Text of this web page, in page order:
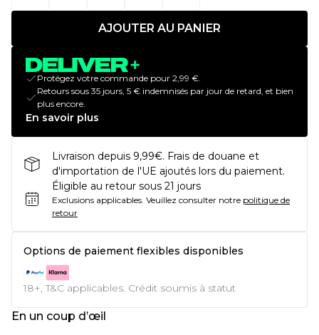
AJOUTER AU PANIER
Protégez votre commande pour 2,99 €.
Retours sous 35 jours, 5 € indemnisés par jour de retard, et bien
plus encore.
En savoir plus
Livraison depuis 9,99€. Frais de douane et
d'importation de l'UE ajoutés lors du paiement.
Éligible au retour sous 21 jours
Exclusions applicables. Veuillez consulter notre politique de
retour
Options de paiement flexibles disponibles
18+, T&C applicables. Crédit soumis à statut
En un coup d’œil